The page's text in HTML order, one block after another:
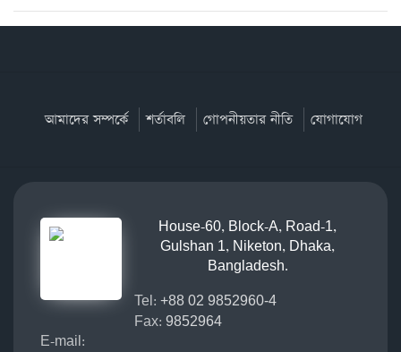
আমাদের সম্পর্কে শর্তাবলি গোপনীয়তার নীতি যোগাযোগ
House-60, Block-A, Road-1,
Gulshan 1, Niketon, Dhaka,
Bangladesh.
Tel: +88 02 9852960-4
Fax: 9852964
E-mail: